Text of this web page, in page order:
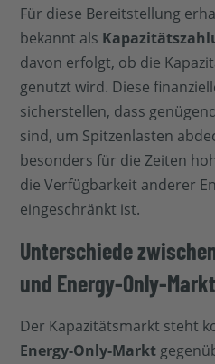
Für diese Bereitstellung
bekannt als
davon erfolgt, ob die
genutzt wird. Diese
sicherstellen, dass
sind, um Spitzenlasten
besonders für die Zeiten
die Verfügbarkeit anderer
eingeschränkt ist.
Unterschiede
und Energy-Only-Markt
Der Kapazitätsmarkt steht
Energy-Only-Markt